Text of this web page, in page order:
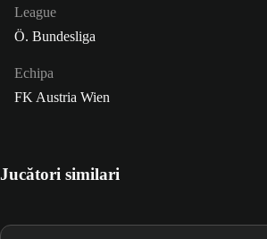
League
Ö. Bundesliga
Echipa
FK Austria Wien
Jucători similari